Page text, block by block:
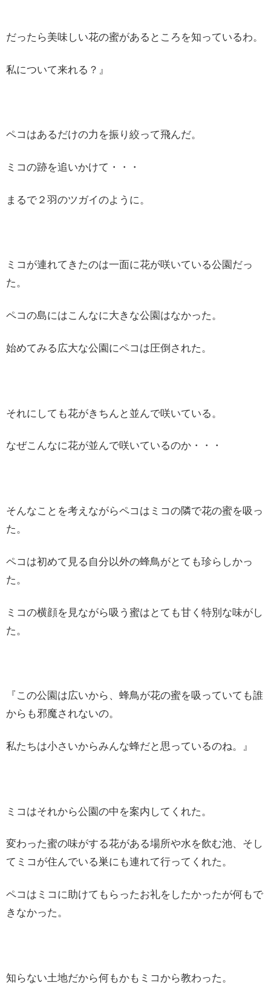
だったら美味しい花の蜜があるところを知っているわ。
私について来れる？』
ペコはあるだけの力を振り絞って飛んだ。
ミコの跡を追いかけて・・・
まるで２羽のツガイのように。
ミコが連れてきたのは一面に花が咲いている公園だっ
た。
ペコの島にはこんなに大きな公園はなかった。
始めてみる広大な公園にペコは圧倒された。
それにしても花がきちんと並んで咲いている。
なぜこんなに花が並んで咲いているのか・・・
そんなことを考えながらペコはミコの隣で花の蜜を吸っ
た。
ペコは初めて見る自分以外の蜂鳥がとても珍らしかっ
た。
ミコの横顔を見ながら吸う蜜はとても甘く特別な味がし
た。
『この公園は広いから、蜂鳥が花の蜜を吸っていても誰
からも邪魔されないの。
私たちは小さいからみんな蜂だと思っているのね。』
ミコはそれから公園の中を案内してくれた。
変わった蜜の味がする花がある場所や水を飲む池、そし
てミコが住んでいる巣にも連れて行ってくれた。
ペコはミコに助けてもらったお礼をしたかったが何もで
きなかった。
知らない土地だから何もかもミコから教わった。